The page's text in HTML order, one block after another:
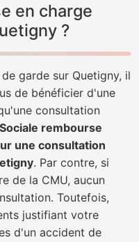
en charge
?
garde sur Quetigny, il
de bénéficier d'une
consultation
rembourse
une consultation
. Par contre, si
de la CMU, aucun
Toutefois,
justifiant votre
d'un accident de